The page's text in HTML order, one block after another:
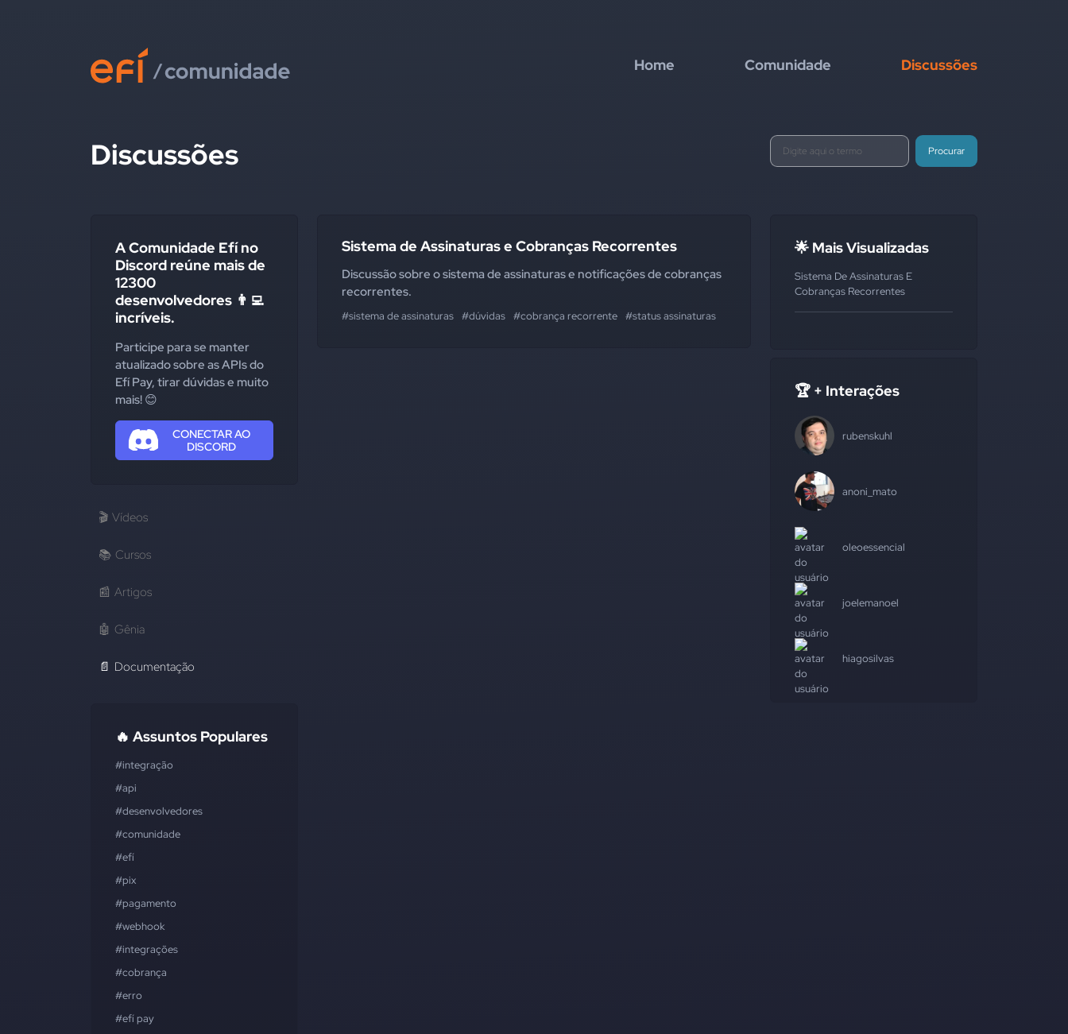
Home Comunidade Discussões
Discussões Procurar
A Comunidade Efí no
Discord reúne mais de
12300
desenvolvedores 👨‍💻
incríveis.
Participe para se manter
atualizado sobre as APIs do
Efí Pay, tirar dúvidas e muito
mais! 😊
CONECTAR AO
DISCORD
🎬 Vídeos
📚 Cursos
📰 Artigos
🤖 Gênia
📄 Documentação
🔥 Assuntos Populares
#integração
#api
#desenvolvedores
#comunidade
#efí
#pix
#pagamento
#webhook
#integrações
#cobrança
#erro
#efí pay
Sistema de Assinaturas e Cobranças Recorrentes
Discussão sobre o sistema de assinaturas e notificações de cobranças
recorrentes.
#sistema de assinaturas #dúvidas #cobrança recorrente #status assinaturas
🌟 Mais Visualizadas
Sistema De Assinaturas E
Cobranças Recorrentes
🏆 + Interações
rubenskuhl
anoni_mato
oleoessencial
joelemanoel
hiagosilvas